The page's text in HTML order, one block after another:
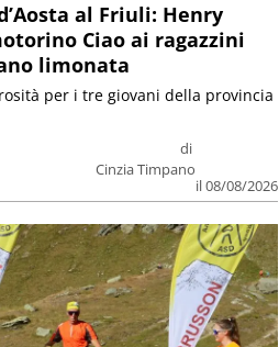
al Friuli: Henry
Ciao ai ragazzini
limonata
di
Cinzia Timpano
il 08/08/2026
per i tre giovani della provincia